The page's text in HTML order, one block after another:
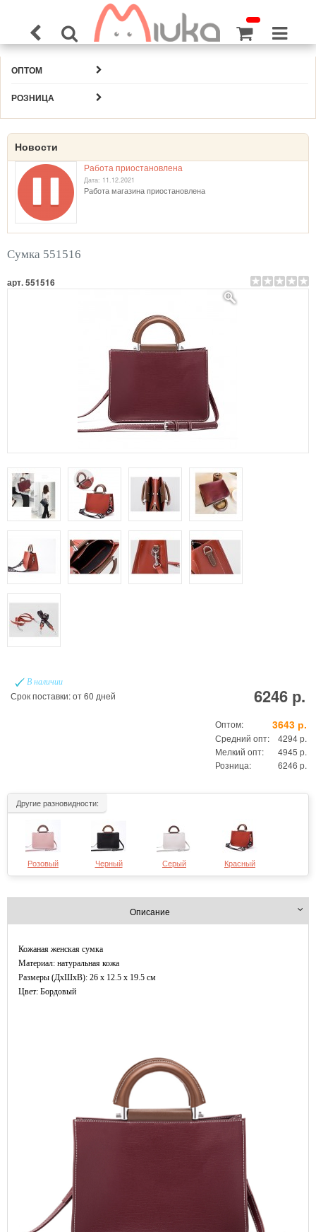
ОПТОМ
РОЗНИЦА
Новости
Работа приостановлена
Дата: 11.12.2021
Работа магазина приостановлена
Сумка 551516
арт. 551516
В наличии
Срок поставки: от 60 дней 6246 р.
Оптом: 3643 р.
Средний опт:
4294 р.
Мелкий опт:
4945 р.
Розница:
6246 р.
Другие разновидности:
Розовый Черный Серый Красный
Описание
Кожаная женская сумка
Материал: натуральная кожа
Размеры (ДxШхВ): 26 x 12.5 x 19.5 см
Цвет: Бордовый